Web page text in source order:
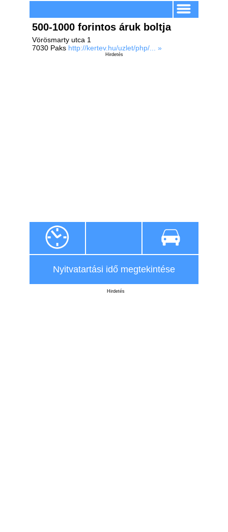
500-1000 forintos áruk boltja
Vörösmarty utca 1
7030 Paks http://kertev.hu/uzlet/php/... »
Hirdetés
Nyitvatartási idő megtekintése
Hirdetés